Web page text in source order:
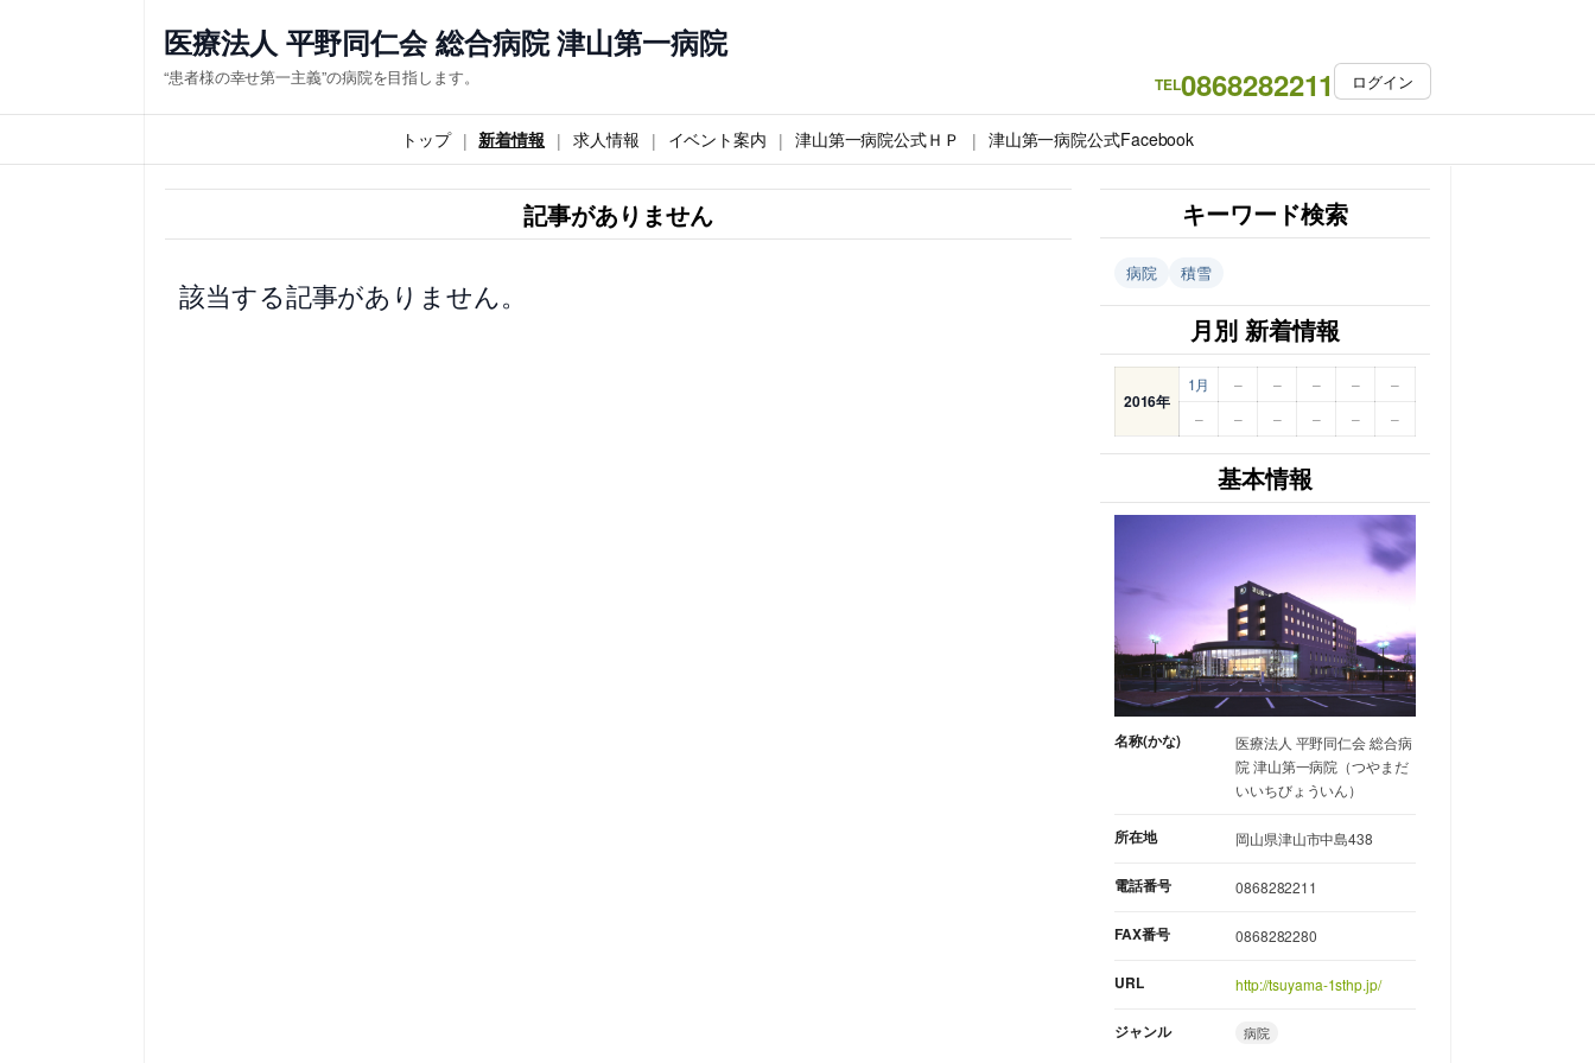
ス
キ
医療法人 平野同仁会 総合病院 津山第一病院
“患者様の幸せ第一主義”の病院を目指します。 TEL0868282211 ログイン
トップ 新着情報 求人情報 イベント案内 津山第一病院公式ＨＰ 津山第一病院公式Facebook
記事がありません
該当する記事がありません。
キーワード検索
病院 積雪
月別 新着情報
2016年
1月 – – – –
–
–
– – – – –
基本情報
名称(かな)
医療法人 平野同仁会 総合病
院 津山第一病院（つやまだ
いいちびょういん）
所在地 岡山県津山市中島438
電話番号 0868282211
FAX番号 0868282280
URL http://tsuyama-1sthp.jp/
ジャンル 病院